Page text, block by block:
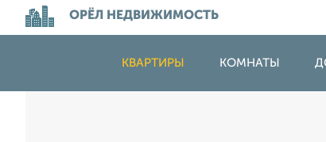
ОРЁЛ НЕДВИЖИМОСТЬ
КВАРТИРЫ КОМНАТЫ